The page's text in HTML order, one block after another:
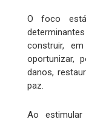
O foco está
construir,
oportunizar,
danos,
paz.
Ao